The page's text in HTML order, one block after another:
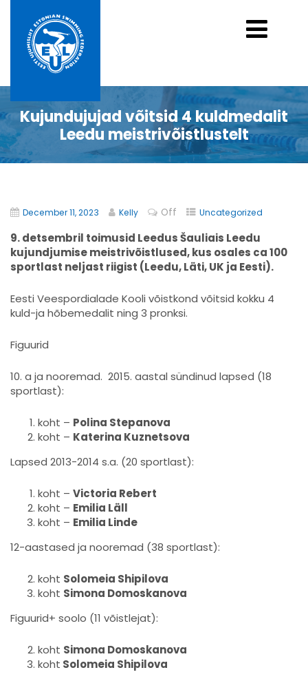
Kujundujujad võitsid 4 kuldmedalit
Leedu meistrivõistlustelt
December 11, 2023 Kelly Off Uncategorized
9. detsembril toimusid Leedus Šauliais Leedu
kujundjumise meistrivõistlused, kus osales ca 100
sportlast neljast riigist (Leedu, Läti, UK ja Eesti).
Eesti Veespordialade Kooli võistkond võitsid kokku 4
kuld-ja hõbemedalit ning 3 pronksi.
Figuurid
10. a ja nooremad. 2015. aastal sündinud lapsed (18
sportlast):
koht – Polina Stepanova
koht – Katerina Kuznetsova
Lapsed 2013-2014 s.a. (20 sportlast):
koht – Victoria Rebert
koht – Emilia Läll
koht – Emilia Linde
12-aastased ja nooremad (38 sportlast):
koht Solomeia Shipilova
koht Simona Domoskanova
Figuurid+ soolo (11 võistlejat):
koht Simona Domoskanova
koht Solomeia Shipilova